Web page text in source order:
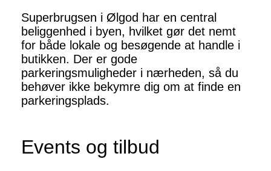
Superbrugsen i Ølgod har en central
beliggenhed i byen, hvilket gør det nemt
for både lokale og besøgende at handle i
butikken. Der er gode
parkeringsmuligheder i nærheden, så du
behøver ikke bekymre dig om at finde en
parkeringsplads.
Events og tilbud